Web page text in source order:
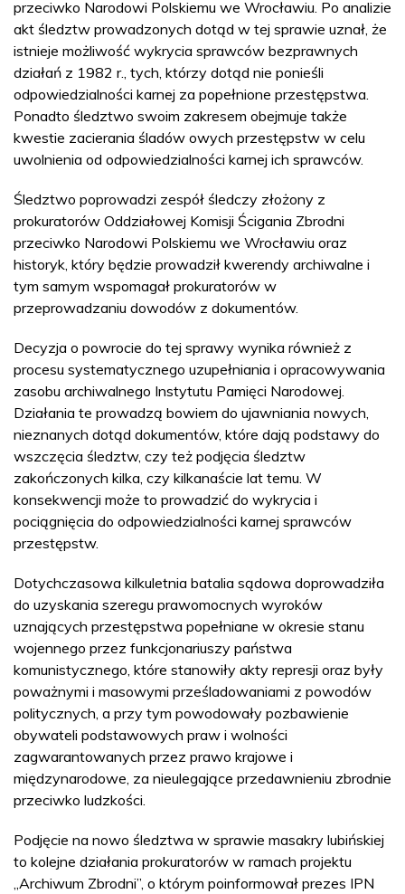
przeciwko Narodowi Polskiemu we Wrocławiu. Po analizie
akt śledztw prowadzonych dotąd w tej sprawie uznał, że
istnieje możliwość wykrycia sprawców bezprawnych
działań z 1982 r., tych, którzy dotąd nie ponieśli
odpowiedzialności karnej za popełnione przestępstwa.
Ponadto śledztwo swoim zakresem obejmuje także
kwestie zacierania śladów owych przestępstw w celu
uwolnienia od odpowiedzialności karnej ich sprawców.
Śledztwo poprowadzi zespół śledczy złożony z
prokuratorów Oddziałowej Komisji Ścigania Zbrodni
przeciwko Narodowi Polskiemu we Wrocławiu oraz
historyk, który będzie prowadził kwerendy archiwalne i
tym samym wspomagał prokuratorów w
przeprowadzaniu dowodów z dokumentów.
Decyzja o powrocie do tej sprawy wynika również z
procesu systematycznego uzupełniania i opracowywania
zasobu archiwalnego Instytutu Pamięci Narodowej.
Działania te prowadzą bowiem do ujawniania nowych,
nieznanych dotąd dokumentów, które dają podstawy do
wszczęcia śledztw, czy też podjęcia śledztw
zakończonych kilka, czy kilkanaście lat temu. W
konsekwencji może to prowadzić do wykrycia i
pociągnięcia do odpowiedzialności karnej sprawców
przestępstw.
Dotychczasowa kilkuletnia batalia sądowa doprowadziła
do uzyskania szeregu prawomocnych wyroków
uznających przestępstwa popełniane w okresie stanu
wojennego przez funkcjonariuszy państwa
komunistycznego, które stanowiły akty represji oraz były
poważnymi i masowymi prześladowaniami z powodów
politycznych, a przy tym powodowały pozbawienie
obywateli podstawowych praw i wolności
zagwarantowanych przez prawo krajowe i
międzynarodowe, za nieulegające przedawnieniu zbrodnie
przeciwko ludzkości.
Podjęcie na nowo śledztwa w sprawie masakry lubińskiej
to kolejne działania prokuratorów w ramach projektu
„Archiwum Zbrodni”, o którym poinformował prezes IPN